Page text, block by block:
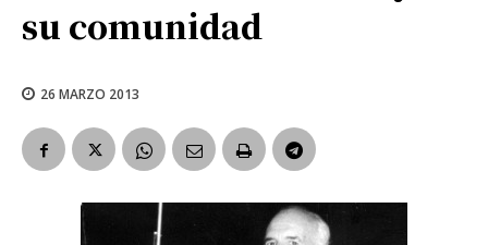
su comunidad
26 MARZO 2013